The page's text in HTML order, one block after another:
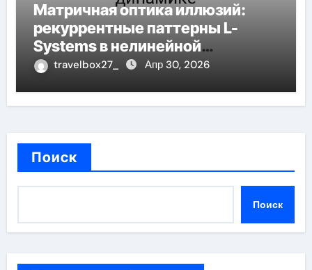
Матричная оптика иллюзий:
рекуррентные паттерны L-
Systems в нелинейной
динамике
travelbox27_ Апр 30, 2026
Поиск
Поиск